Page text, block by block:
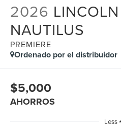
2026 LINCOLN
NAUTILUS
PREMIERE
Ordenado por el distribuidor
$5,000
AHORROS
Less